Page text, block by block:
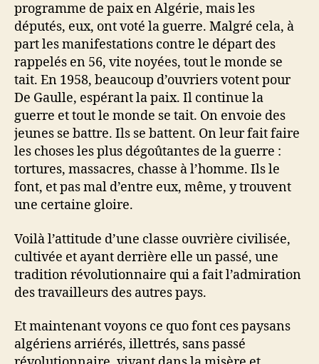
programme de paix en Algérie, mais les
députés, eux, ont voté la guerre. Malgré cela, à
part les manifestations contre le départ des
rappelés en 56, vite noyées, tout le monde se
tait. En 1958, beaucoup d’ouvriers votent pour
De Gaulle, espérant la paix. Il continue la
guerre et tout le monde se tait. On envoie des
jeunes se battre. Ils se battent. On leur fait faire
les choses les plus dégoûtantes de la guerre :
tortures, massacres, chasse à l’homme. Ils le
font, et pas mal d’entre eux, même, y trouvent
une certaine gloire.
Voilà l’attitude d’une classe ouvrière civilisée,
cultivée et ayant derrière elle un passé, une
tradition révolutionnaire qui a fait l’admiration
des travailleurs des autres pays.
Et maintenant voyons ce quo font ces paysans
algériens arriérés, illettrés, sans passé